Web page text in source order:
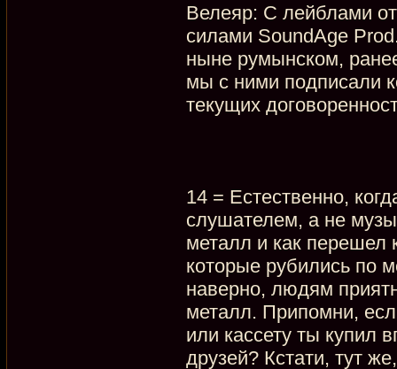
Велеяр: С лейблами
силами SoundAge
ныне румынском,
мы с ними подписали
текущих
14 = Естественно,
слушателем, а не
металл и как перешел
которые рубились по
наверно, людям
металл. Припомни,
или кассету ты купил
друзей? Кстати, тут